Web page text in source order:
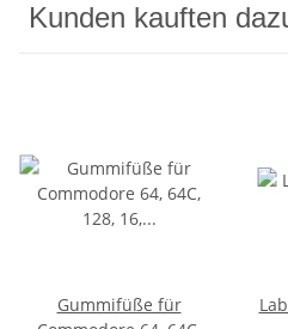
Kunden kauften
Gummifüße für